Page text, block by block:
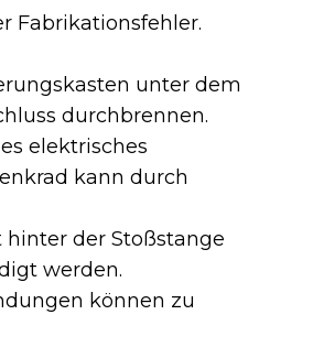
Fabrikationsfehler.
unter dem
durchbrennen.
elektrisches
kann durch
der Stoßstange
werden.
können zu